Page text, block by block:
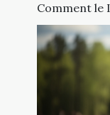
Comment le